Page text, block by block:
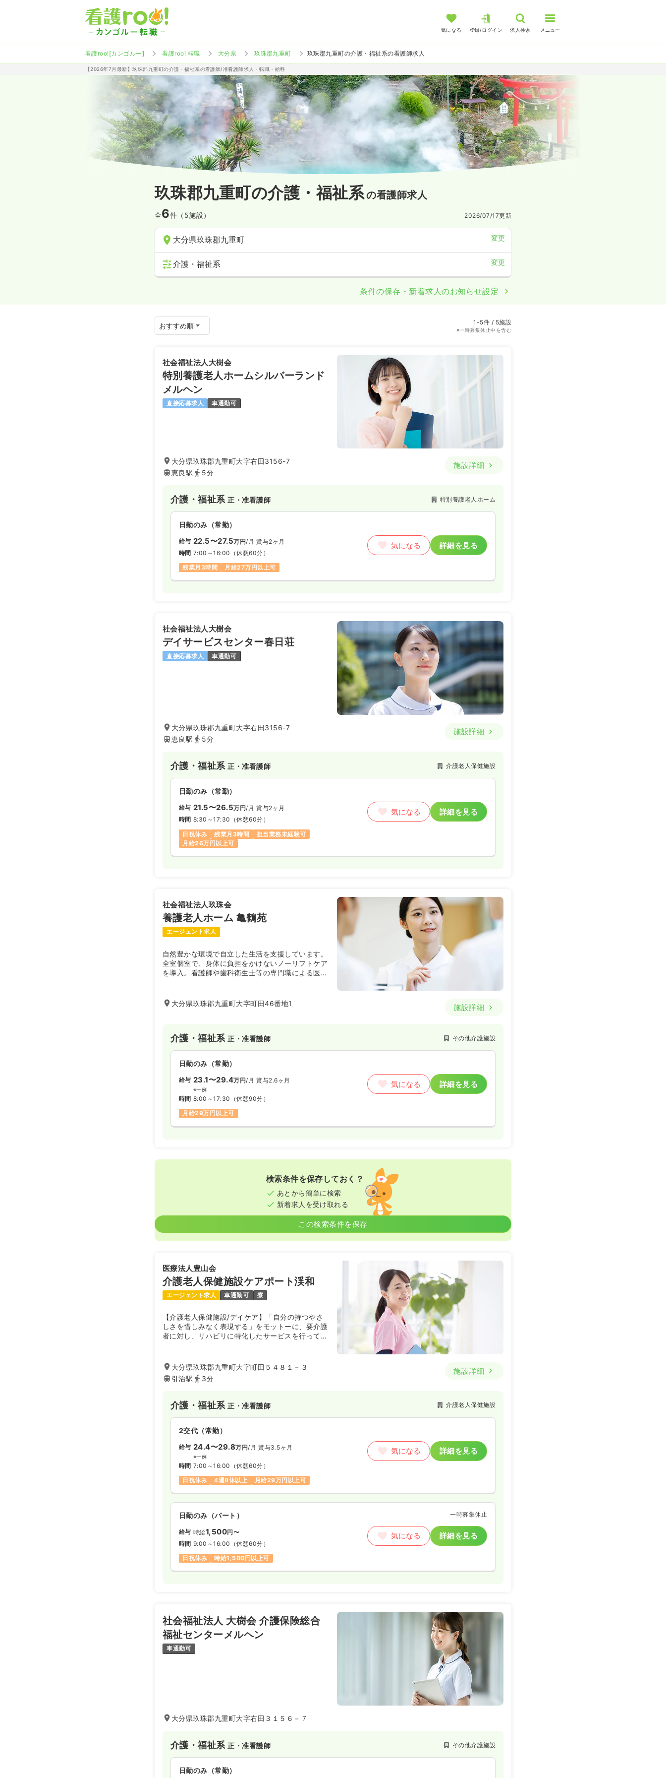
気になる 登録/ログイン 求人検索 メニュー
看護roo![カンゴルー] 看護roo! 転職 大分県 玖珠郡九重町 玖珠郡九重町の介護・福祉系の看護師求人
【2026年7月最新】玖珠郡九重町の介護・福祉系の看護師/准看護師求人・転職・給料
玖珠郡九重町の介護・福祉系の看護師求人
全6件（5施設） 2026/07/17更新
大分県玖珠郡九重町 変更
介護・福祉系 変更
条件の保存・新着求人のお知らせ設定
1-5件 / 5施設
※一時募集休止中を含む
社会福祉法人大樹会
特別養護老人ホームシルバーランド
メルヘン
直接応募求人 車通勤可
大分県玖珠郡九重町大字右田3156-7
恵良駅
5分
施設詳細
介護・福祉系正・准看護師 特別養護老人ホーム
日勤のみ（常勤）
給与 22.5〜27.5万円/月 賞与2ヶ月
時間 7:00～16:00 （休憩60分）
残業月3時間
月給27万円以上可
気になる 詳細を見る
社会福祉法人大樹会
デイサービスセンター春日荘
直接応募求人 車通勤可
大分県玖珠郡九重町大字右田3156-7
恵良駅
5分
施設詳細
介護・福祉系正・准看護師 介護老人保健施設
日勤のみ（常勤）
給与 21.5〜26.5万円/月 賞与2ヶ月
時間 8:30～17:30 （休憩60分）
日祝休み
残業月3時間
担当業務未経験可
月給26万円以上可
気になる 詳細を見る
社会福祉法人玖珠会
養護老人ホーム 亀鶴苑
エージェント求人
自然豊かな環境で自立した生活を支援しています。
全室個室で、身体に負担をかけないノーリフトケア
を導入。看護師や歯科衛生士等の専門職による医療
大分県玖珠郡九重町大字町田46番地1 施設詳細
介護・福祉系正・准看護師 その他介護施設
日勤のみ（常勤）
給与 23.1〜29.4万円/月 賞与2.6ヶ月
※一例
時間 8:00～17:30 （休憩90分）
月給29万円以上可
気になる 詳細を見る
検索条件を保存しておく？
あとから簡単に検索
新着求人を受け取れる
この検索条件を保存
医療法人豊山会
介護老人保健施設ケアポート渓和
エージェント求人 車通勤可 寮
【介護老人保健施設/デイケア】「自分の持つやさ
しさを惜しみなく表現する」をモットーに、要介護
者に対し、リハビリに特化したサービスを行ってい
大分県玖珠郡九重町大字町田５４８１－３
引治駅
3分
施設詳細
介護・福祉系正・准看護師 介護老人保健施設
2交代（常勤）
給与 24.4〜29.8万円/月 賞与3.5ヶ月
※一例
時間 7:00～16:00 （休憩60分）
日祝休み
4週8休以上 月給29万円以上可
気になる 詳細を見る
日勤のみ（パート） 一時募集休止
給与 時給1,500円〜
時間 9:00～16:00 （休憩60分）
日祝休み
時給1,500円以上可
気になる 詳細を見る
社会福祉法人 大樹会 介護保険総合
福祉センターメルヘン
車通勤可
大分県玖珠郡九重町大字右田３１５６－７
介護・福祉系正・准看護師 その他介護施設
日勤のみ（常勤）